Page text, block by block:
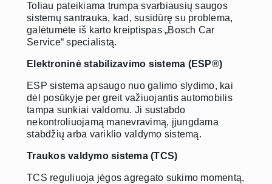
Toliau pateikiama trumpa svarbiausių saugos
sistemų santrauka, kad, susidūrę su problema,
galėtumėte iš karto kreiptispas „Bosch Car
Service“ specialistą.
Elektroninė stabilizavimo sistema (ESP®)
ESP sistema apsaugo nuo galimo slydimo, kai
dėl posūkyje per greit važiuojantis automobilis
tampa sunkiai valdomu. Ji sustabdo
nekontroliuojamą manevravimą, įjungdama
stabdžių arba variklio valdymo sistemą.
Traukos valdymo sistema (TCS)
TCS reguliuoja jėgos agregato sukimo momentą,